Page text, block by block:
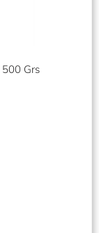
Grs